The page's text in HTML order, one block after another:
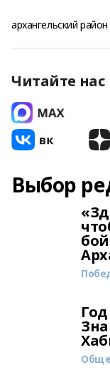
архангельский район
Читайте нас
Выбор